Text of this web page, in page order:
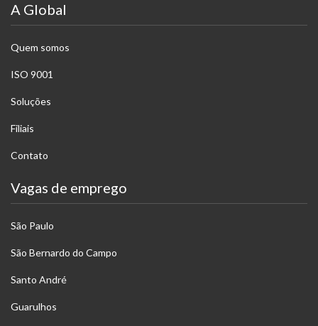
A Global
Quem somos
ISO 9001
Soluções
Filiais
Contato
Vagas de emprego
São Paulo
São Bernardo do Campo
Santo André
Guarulhos